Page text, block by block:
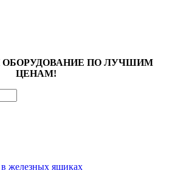
ОБОРУДОВАНИЕ ПО ЛУЧШИМ
ЦЕНАМ!
железных ящиках